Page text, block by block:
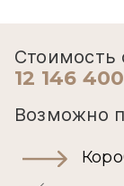
Стоимость
12 146
Возможно